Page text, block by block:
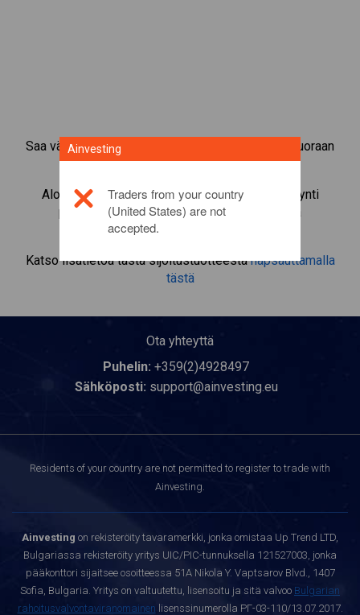
Saa välitön pääsy suosituimpiin raaka-aineisiin suoraan
CFD-kaupankäyntialustaltamme.
Aloita instrumentin CompoundCFD-kaupankäynti
pienimmällä marginaalivakuudella, parhaalla
toteutuksella, jopa 1:200-vivulla.
Katso lisätietoa tästä sijoitustuotteestanapsauttamalla
tästä
Ota yhteyttä
Puhelin: +359(2)4928497
Sähköposti: support@ainvesting.eu
Residents of your country are not permitted to register to trade with
Ainvesting.
Ainvesting on rekisteröity tavaramerkki, jonka omistaa Up Trend LTD,
Bulgariassa rekisteröity yritys UIC/PIC-tunnuksella 121527003, jonka
pääkonttori sijaitsee osoitteessa 51A Nikola Y. Vaptsarov Blvd., 1407
Sofia, Bulgaria. Yritys on valtuutettu, lisensoitu ja sitä valvoo Bulgarian
rahoitusvalvontaviranomainen lisenssinumerolla РГ-03-110/13.07.2017.
Ainvesting
Traders from your country
(United States) are not
accepted.